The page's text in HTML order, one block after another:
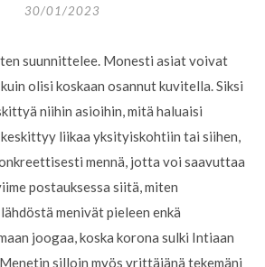
30/01/2023
suunnittelee. Monesti asiat voivat
olisi koskaan osannut kuvitella. Siksi
niihin asioihin, mitä haluaisi
keskittyy liikaa yksityiskohtiin tai siihen,
mennä, jotta voi saavuttaa
postauksessa siitä, miten
menivät pieleen enkä
joogaa, koska korona sulki Intiaan
silloin myös yrittäjänä tekemäni